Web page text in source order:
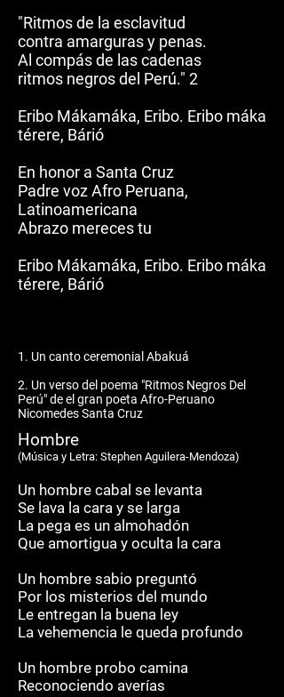
"Ritmos de la esclavitud
contra amarguras y penas.
Al compás de las cadenas
ritmos negros del Perú." 2
Eribo Mákamáka, Eribo. Eribo máka
térere, Bárió
En honor a Santa Cruz
Padre voz Afro Peruana,
Latinoamericana
Abrazo mereces tu
Eribo Mákamáka, Eribo. Eribo máka
térere, Bárió
1. Un canto ceremonial Abakuá
2. Un verso del poema "Ritmos Negros Del
Perú" de el gran poeta Afro-Peruano
Nicomedes Santa Cruz
Hombre
(Música y Letra: Stephen Aguilera-Mendoza)
Un hombre cabal se levanta
Se lava la cara y se larga
La pega es un almohadón
Que amortigua y oculta la cara
Un hombre sabio preguntó
Por los misterios del mundo
Le entregan la buena ley
La vehemencia le queda profundo
Un hombre probo camina
Reconociendo averías